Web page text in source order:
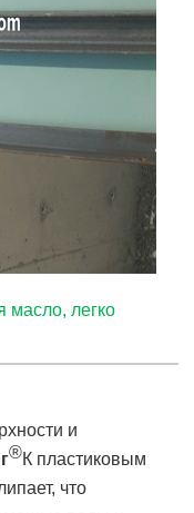
масло, легко
и
®К пластиковым
что